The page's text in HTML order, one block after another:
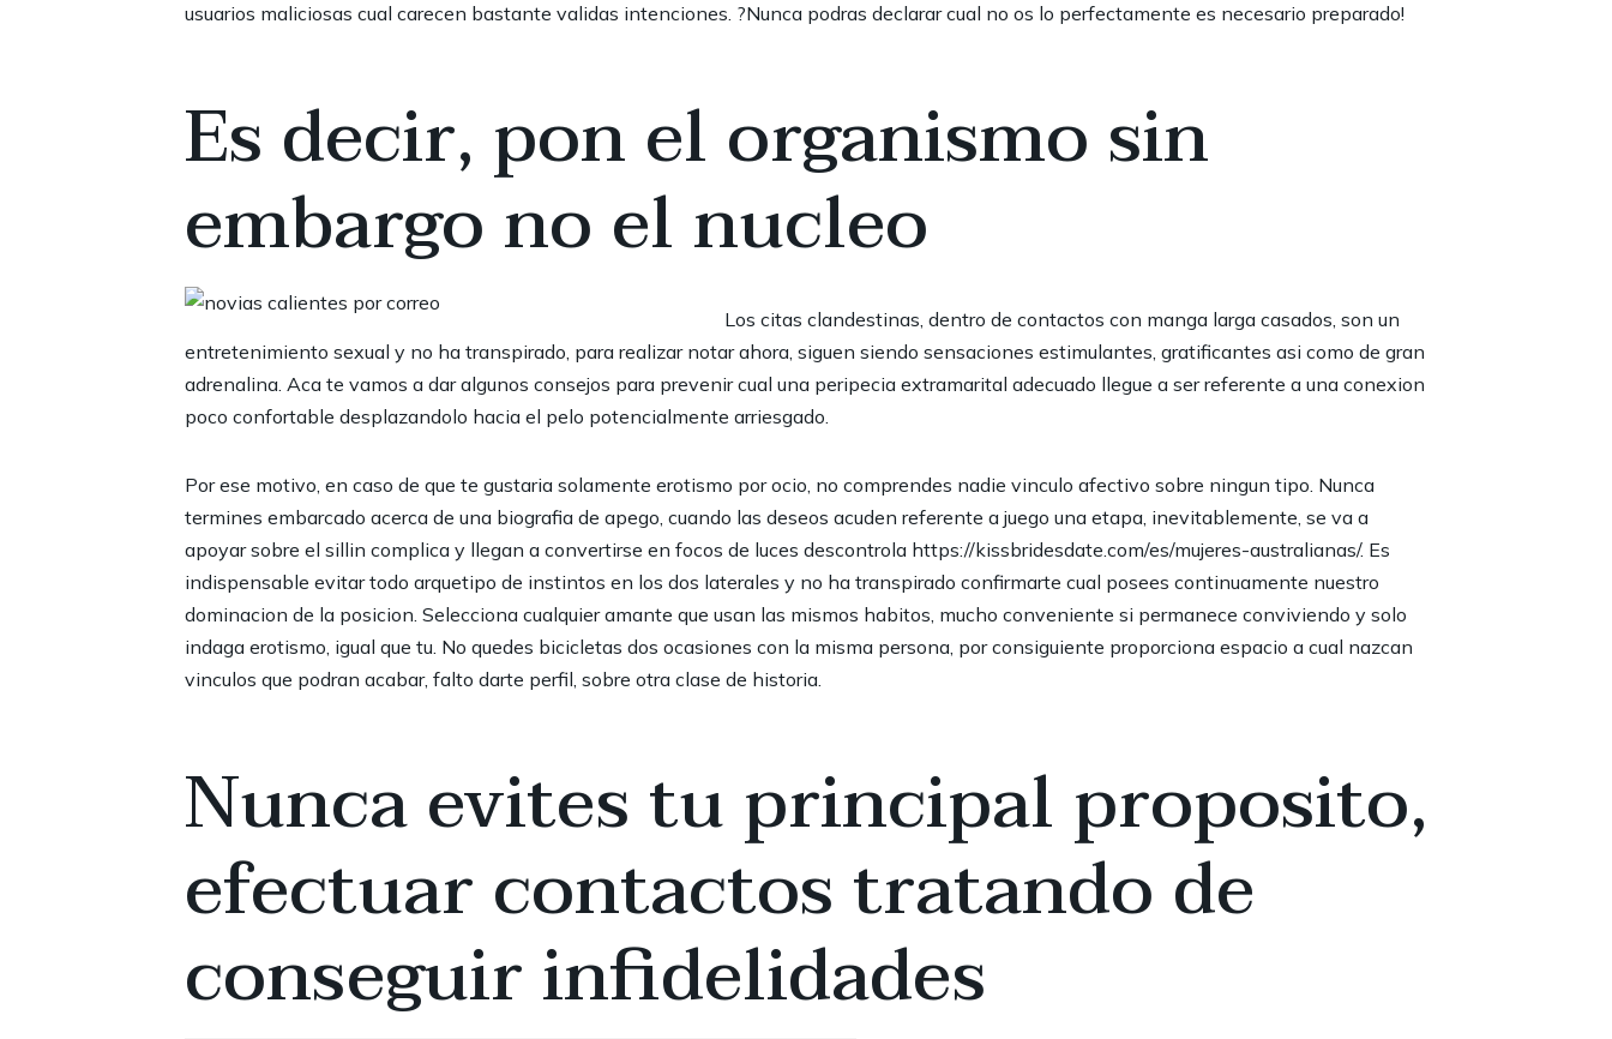
usuarios maliciosas cual carecen bastante validas intenciones. ?Nunca podras declarar cual no os lo perfectamente es necesario preparado!
Es decir, pon el organismo sin
embargo no el nucleo
Los citas clandestinas, dentro de contactos con manga larga casados, son un
entretenimiento sexual y no ha transpirado, para realizar notar ahora, siguen siendo sensaciones estimulantes, gratificantes asi como de gran
adrenalina. Aca te vamos a dar algunos consejos para prevenir cual una peripecia extramarital adecuado llegue a ser referente a una conexion
poco confortable desplazandolo hacia el pelo potencialmente arriesgado.
Por ese motivo, en caso de que te gustaria solamente erotismo por ocio, no comprendes nadie vinculo afectivo sobre ningun tipo. Nunca
termines embarcado acerca de una biografia de apego, cuando las deseos acuden referente a juego una etapa, inevitablemente, se va a
apoyar sobre el sillin complica y llegan a convertirse en focos de luces descontrola https://kissbridesdate.com/es/mujeres-australianas/. Es
indispensable evitar todo arquetipo de instintos en los dos laterales y no ha transpirado confirmarte cual posees continuamente nuestro
dominacion de la posicion. Selecciona cualquier amante que usan las mismos habitos, mucho conveniente si permanece conviviendo y solo
indaga erotismo, igual que tu. No quedes bicicletas dos ocasiones con la misma persona, por consiguiente proporciona espacio a cual nazcan
vinculos que podran acabar, falto darte perfil, sobre otra clase de historia.
Nunca evites tu principal proposito,
efectuar contactos tratando de
conseguir infidelidades